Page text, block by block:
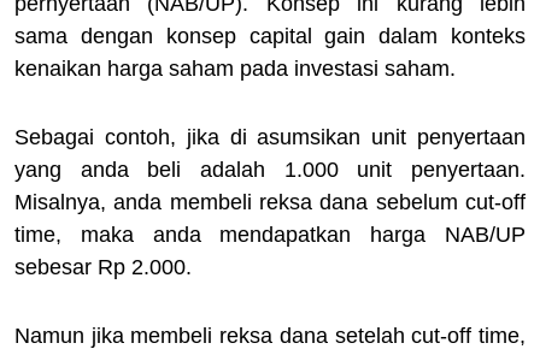
sama dengan konsep capital gain dalam konteks
kenaikan harga saham pada investasi saham.
Sebagai contoh, jika di asumsikan unit penyertaan
yang anda beli adalah 1.000 unit penyertaan.
Misalnya, anda membeli reksa dana sebelum cut-off
time, maka anda mendapatkan harga NAB/UP
sebesar Rp 2.000.
Namun jika membeli reksa dana setelah cut-off time,